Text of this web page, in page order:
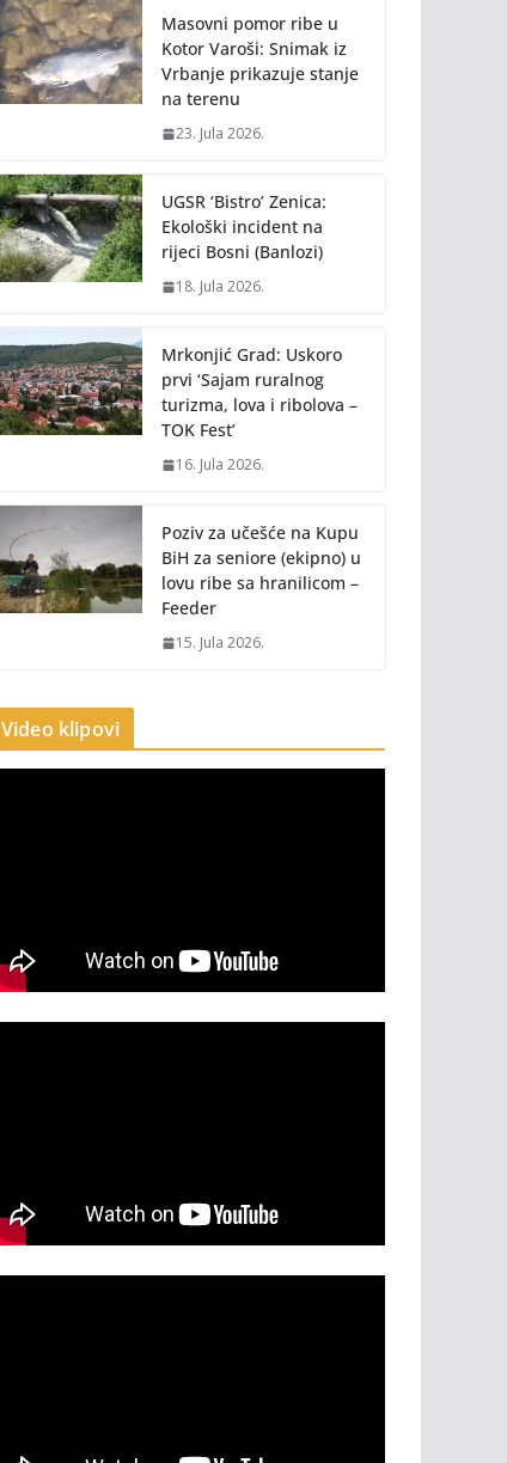
Masovni pomor ribe u
Kotor Varoši: Snimak iz
Vrbanje prikazuje stanje
na terenu
23. Jula 2026.
UGSR ‘Bistro’ Zenica:
Ekološki incident na
rijeci Bosni (Banlozi)
18. Jula 2026.
Mrkonjić Grad: Uskoro
prvi ‘Sajam ruralnog
turizma, lova i ribolova –
TOK Fest’
16. Jula 2026.
Poziv za učešće na Kupu
BiH za seniore (ekipno) u
lovu ribe sa hranilicom –
Feeder
15. Jula 2026.
Video klipovi